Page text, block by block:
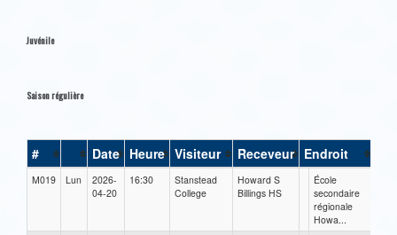
Juvénile
Saison régulière
# Date Heure Visiteur Receveur Endroit
M019 Lun
2026-
04-20
16:30
Stanstead
College
Howard S
Billings HS
École
secondaire
régionale
Howa...